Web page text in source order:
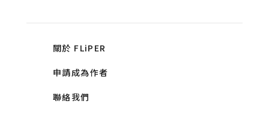
關於 FLiPER
申請成為作者
聯絡我們